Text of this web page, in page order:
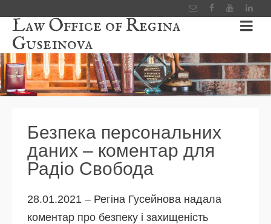
Law Office of Regina
Guseinova
Безпека персональних
даних – коментар для
Радіо Свобода
28.01.2021 – Регіна Гусейнова надала
коментар про безпеку і захищеність